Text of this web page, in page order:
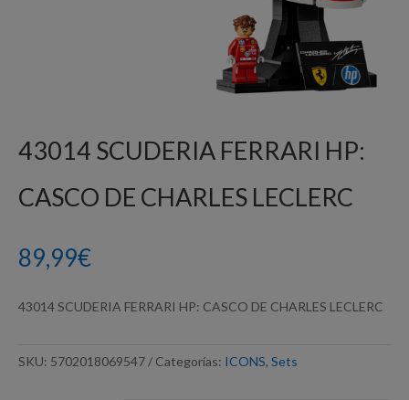
43014 SCUDERIA FERRARI HP:
CASCO DE CHARLES LECLERC
89,99€
43014 SCUDERIA FERRARI HP: CASCO DE CHARLES LECLERC
SKU: 5702018069547 Categorías: ICONS, Sets